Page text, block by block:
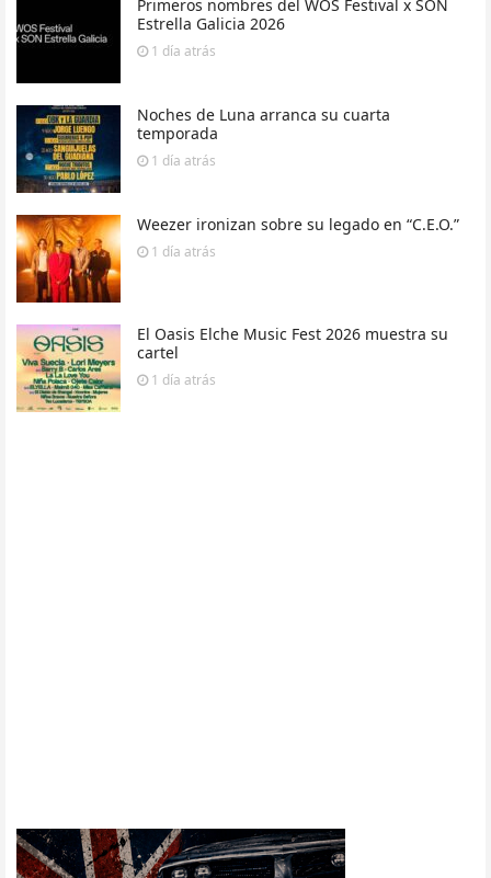
Primeros nombres del WOS Festival x SON
Estrella Galicia 2026
1 día atrás
Noches de Luna arranca su cuarta
temporada
1 día atrás
Weezer ironizan sobre su legado en “C.E.O.”
1 día atrás
El Oasis Elche Music Fest 2026 muestra su
cartel
1 día atrás